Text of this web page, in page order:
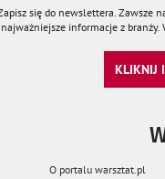
się do newslettera. Zawsze
najważniejsze informacje z branży.
KLIKNIJ
O portalu warsztat.pl